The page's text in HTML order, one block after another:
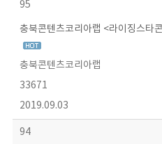
95
충북콘텐츠코리아랩 <라이징스타
충북콘텐츠코리아랩
33671
2019.09.03
94